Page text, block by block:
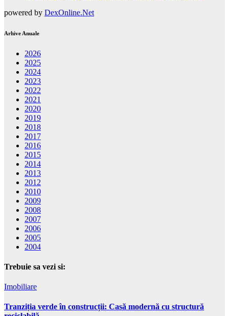
powered by DexOnline.Net
Arhive Anuale
2026
2025
2024
2023
2022
2021
2020
2019
2018
2017
2016
2015
2014
2013
2012
2010
2009
2008
2007
2006
2005
2004
Trebuie sa vezi si:
Imobiliare
Tranziția verde în construcții: Casă modernă cu structură